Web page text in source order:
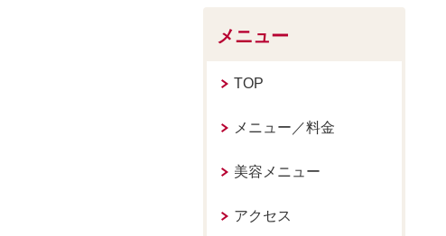
メニュー
TOP
メニュー／料金
美容メニュー
アクセス